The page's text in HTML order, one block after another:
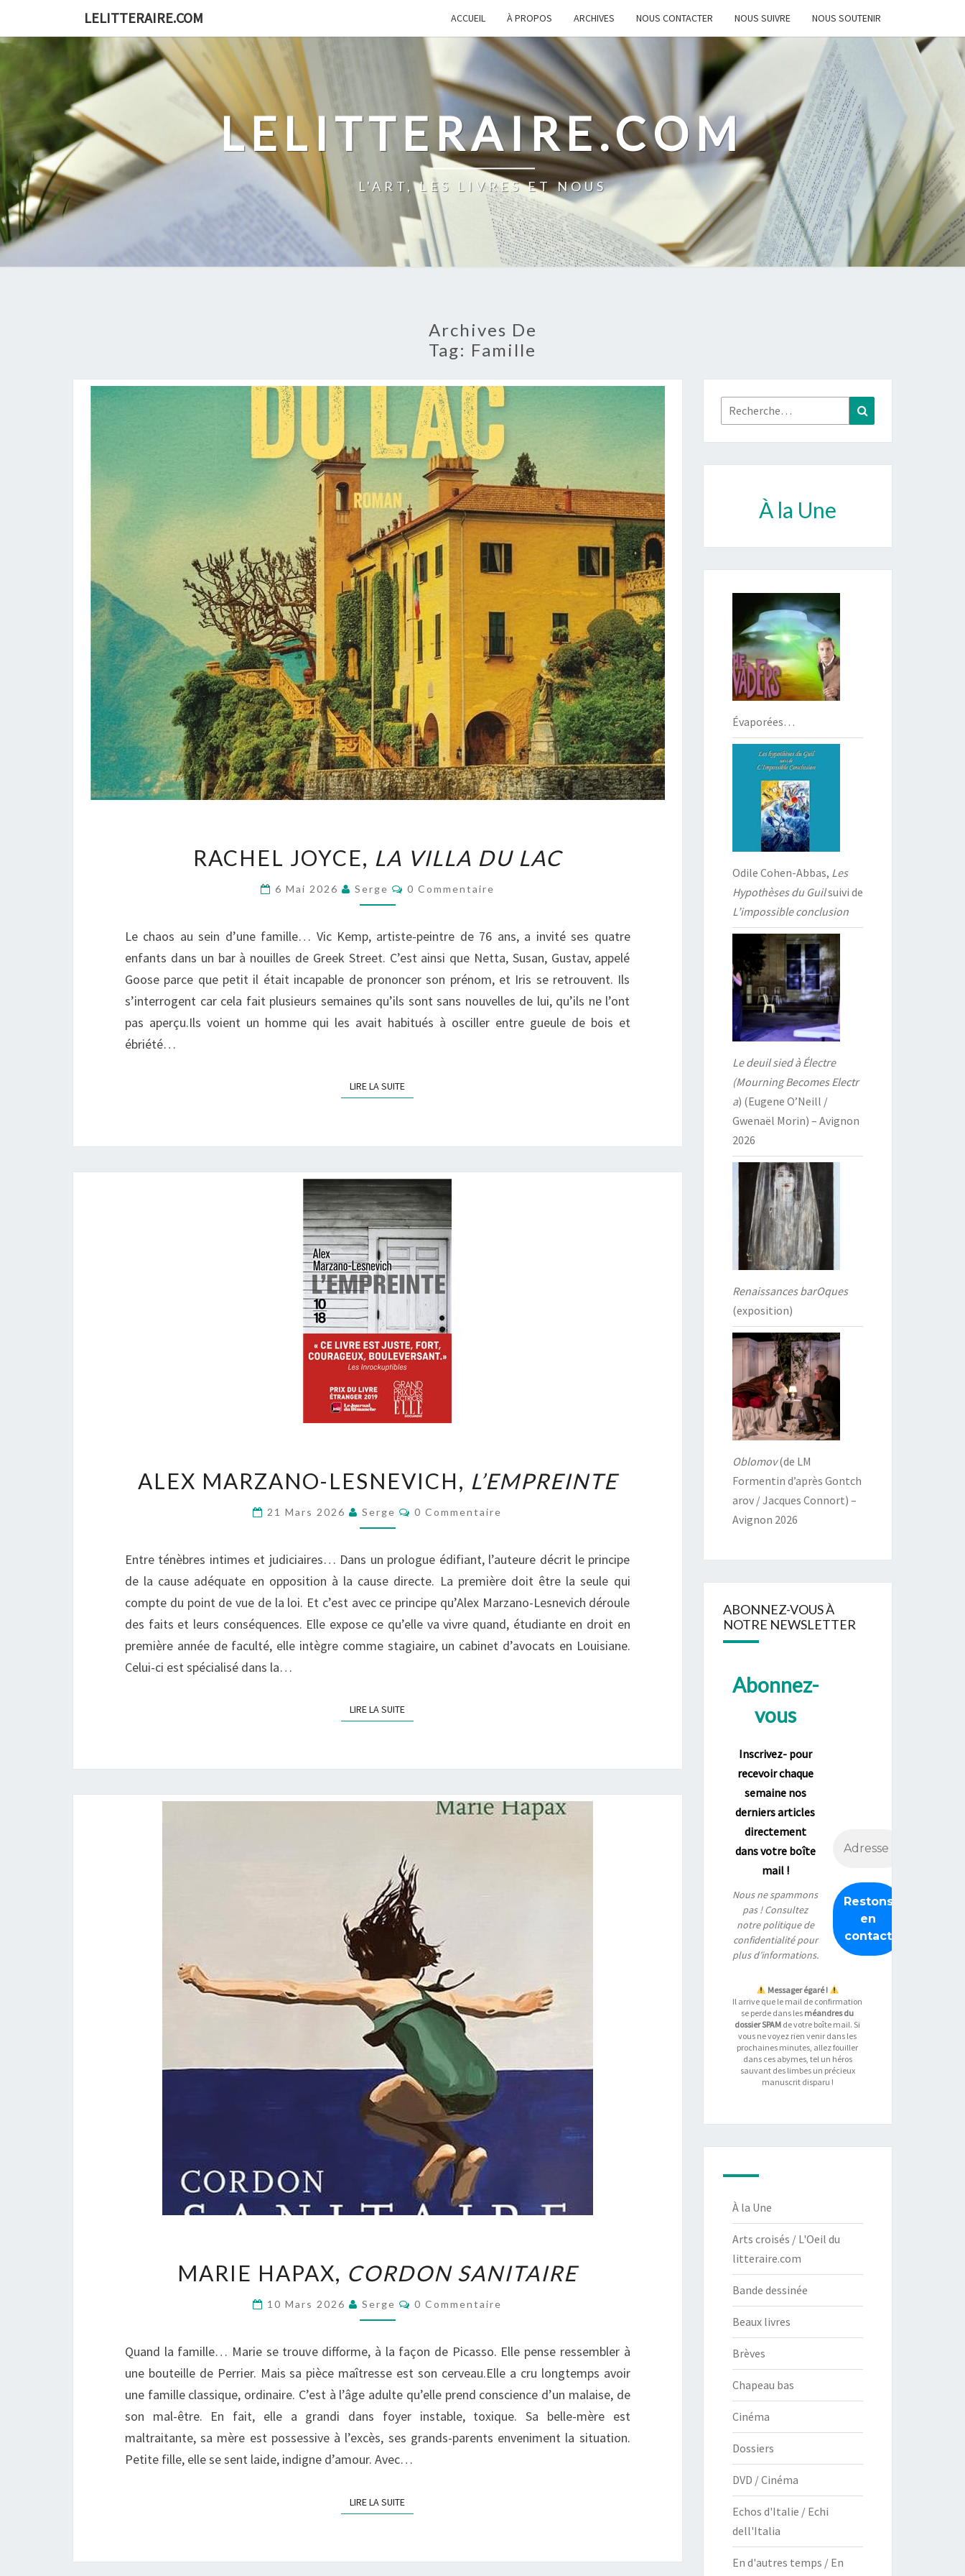
content
LELITTERAIRE.COM ACCUEIL À PROPOS ARCHIVES NOUS CONTACTER NOUS SUIVRE NOUS SOUTENIR
LELITTERAIRE.COM
L'ART, LES LIVRES ET NOUS
Archives De
Tag: Famille
JOYCE,
LA
VILLA
RACHEL JOYCE, LA VILLA DU LAC
6 Mai 2026 Serge Commentaires
0 Commentaire
Le chaos au sein d’une famille… Vic Kemp, artiste-peintre de 76 ans, a invité ses quatre
enfants dans un bar à nouilles de Greek Street. C’est ainsi que Netta, Susan, Gustav, appelé
Goose parce que petit il était incapable de prononcer son prénom, et Iris se retrouvent. Ils
s’interrogent car cela fait plusieurs semaines qu’ils sont sans nouvelles de lui, qu’ils ne l’ont
pas aperçu.Ils voient un homme qui les avait habitués à osciller entre gueule de bois et
ébriété…
LIRE LA SUITELIRE LA SUITE
MARZANO-
LESNEVICH,
L’EMPREINTE
ALEX MARZANO-LESNEVICH, L’EMPREINTE
21 Mars 2026 Serge Commentaires
0 Commentaire
Entre ténèbres intimes et judiciaires… Dans un prologue édifiant, l’auteure décrit le principe
de la cause adéquate en opposition à la cause directe. La première doit être la seule qui
compte du point de vue de la loi. Et c’est avec ce principe qu’Alex Marzano-Lesnevich déroule
des faits et leurs conséquences. Elle expose ce qu’elle va vivre quand, étudiante en droit en
première année de faculté, elle intègre comme stagiaire, un cabinet d’avocats en Louisiane.
Celui-ci est spécialisé dans la…
LIRE LA SUITELIRE LA SUITE
HAPAX,
CORDON
SANITAIRE
MARIE HAPAX, CORDON SANITAIRE
10 Mars 2026 Serge Commentaires
0 Commentaire
Quand la famille… Marie se trouve difforme, à la façon de Picasso. Elle pense ressembler à
une bouteille de Perrier. Mais sa pièce maîtresse est son cerveau.Elle a cru longtemps avoir
une famille classique, ordinaire. C’est à l’âge adulte qu’elle prend conscience d’un malaise, de
son mal-être. En fait, elle a grandi dans foyer instable, toxique. Sa belle-mère est
maltraitante, sa mère est possessive à l’excès, ses grands-parents enveniment la situation.
Petite fille, elle se sent laide, indigne d’amour. Avec…
LIRE LA SUITELIRE LA SUITE
Rechercher :
À la Une
Évaporées…
Odile Cohen-Abbas, Les
Hypothèses du Guilsuivi de
L’impossible conclusion
Le deuil sied à Électre
(Mourning Becomes Electr
a) (Eugene O’Neill /
Gwenaël Morin) – Avignon
2026
Renaissances barOques
(exposition)
Oblomov(de LM
Formentin d’après Gontch
arov / Jacques Connort) –
Avignon 2026
ABONNEZ-VOUS À
NOTRE NEWSLETTER
Abonnez-
vous
Inscrivez- pour
recevoir chaque
semaine nos
derniers articles
directement
dans votre boîte
mail !
Nous ne spammons
pas ! Consultez
notrepolitique de
confidentialitépour
plus d’informations.
Messager égaré !
Il arrive que le mail de confirmation
se perde dans les méandres du
dossier SPAM de votre boîte mail. Si
vous ne voyez rien venir dans les
prochaines minutes, allez fouiller
dans ces abymes, tel un héros
sauvant des limbes un précieux
manuscrit disparu !
À la Une
Arts croisés / L'Oeil du
litteraire.com
Bande dessinée
Beaux livres
Brèves
Chapeau bas
Cinéma
Dossiers
DVD / Cinéma
Echos d'Italie / Echi
dell'Italia
En d'autres temps / En